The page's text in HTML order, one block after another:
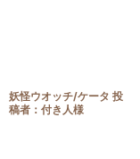
妖怪ウオッチ/ケータ 投
稿者：付き人様